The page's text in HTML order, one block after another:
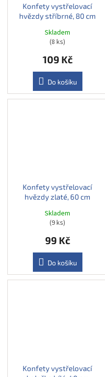
Konfety vystřelovací
hvězdy stříbrné, 80 cm
Skladem
(8 ks)
109 Kč
Do košíku
Konfety vystřelovací
hvězdy zlaté, 60 cm
Skladem
(9 ks)
99 Kč
Do košíku
Konfety vystřelovací